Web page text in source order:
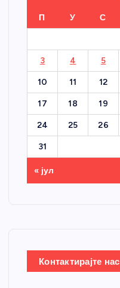
П У С
3 4 5
10 11 12
17 18 19
24 25 26
31
« јул
Контактирајте нас